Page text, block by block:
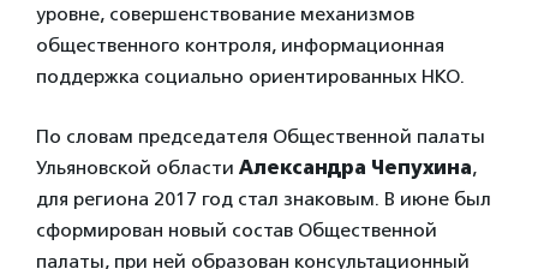
уровне, совершенствование механизмов
общественного контроля, информационная
поддержка социально ориентированных НКО.
По словам председателя Общественной палаты
Ульяновской области Александра Чепухина,
для региона 2017 год стал знаковым. В июне был
сформирован новый состав Общественной
палаты, при ней образован консультационный